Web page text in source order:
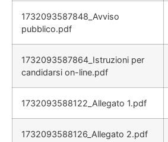
1732093587848_Avviso
pubblico.pdf
1732093587864_Istruzioni per
candidarsi on-line.pdf
1732093588122_Allegato 1.pdf
1732093588126_Allegato 2.pdf